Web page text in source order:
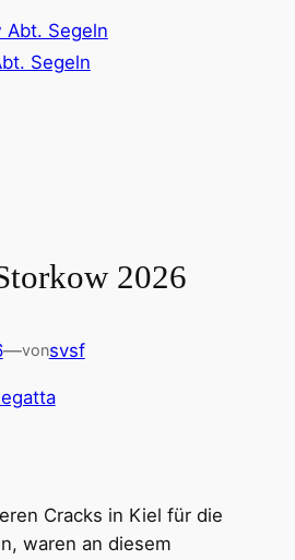
Segeln
2026
—vonsvsf
Cracks in Kiel für die
waren an diesem